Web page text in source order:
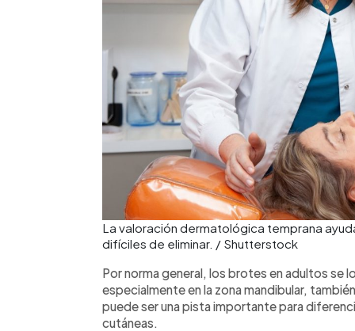
La valoración dermatológica temprana
difíciles de eliminar. / Shutterstock
Por norma general, los brotes en adultos se
especialmente en la zona mandibular,
puede ser una pista importante para
cutáneas.